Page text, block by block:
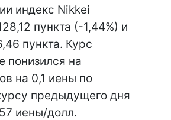
индекс Nikkei
пункта (-1,44%) и
пункта. Курс
понизился на
на 0,1 иены по
предыдущего дня
иены/долл.